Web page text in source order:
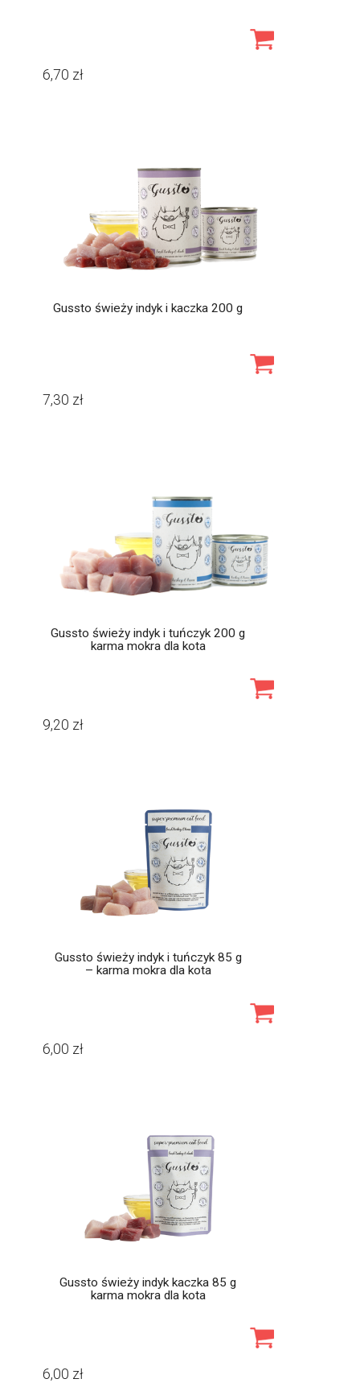
6,70 zł
Gussto świeży indyk i kaczka 200 g
7,30 zł
Gussto świeży indyk i tuńczyk 200 g
karma mokra dla kota
9,20 zł
Gussto świeży indyk i tuńczyk 85 g
– karma mokra dla kota
6,00 zł
Gussto świeży indyk kaczka 85 g
karma mokra dla kota
6,00 zł